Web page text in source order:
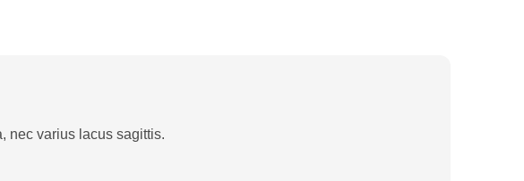
nec varius lacus sagittis.